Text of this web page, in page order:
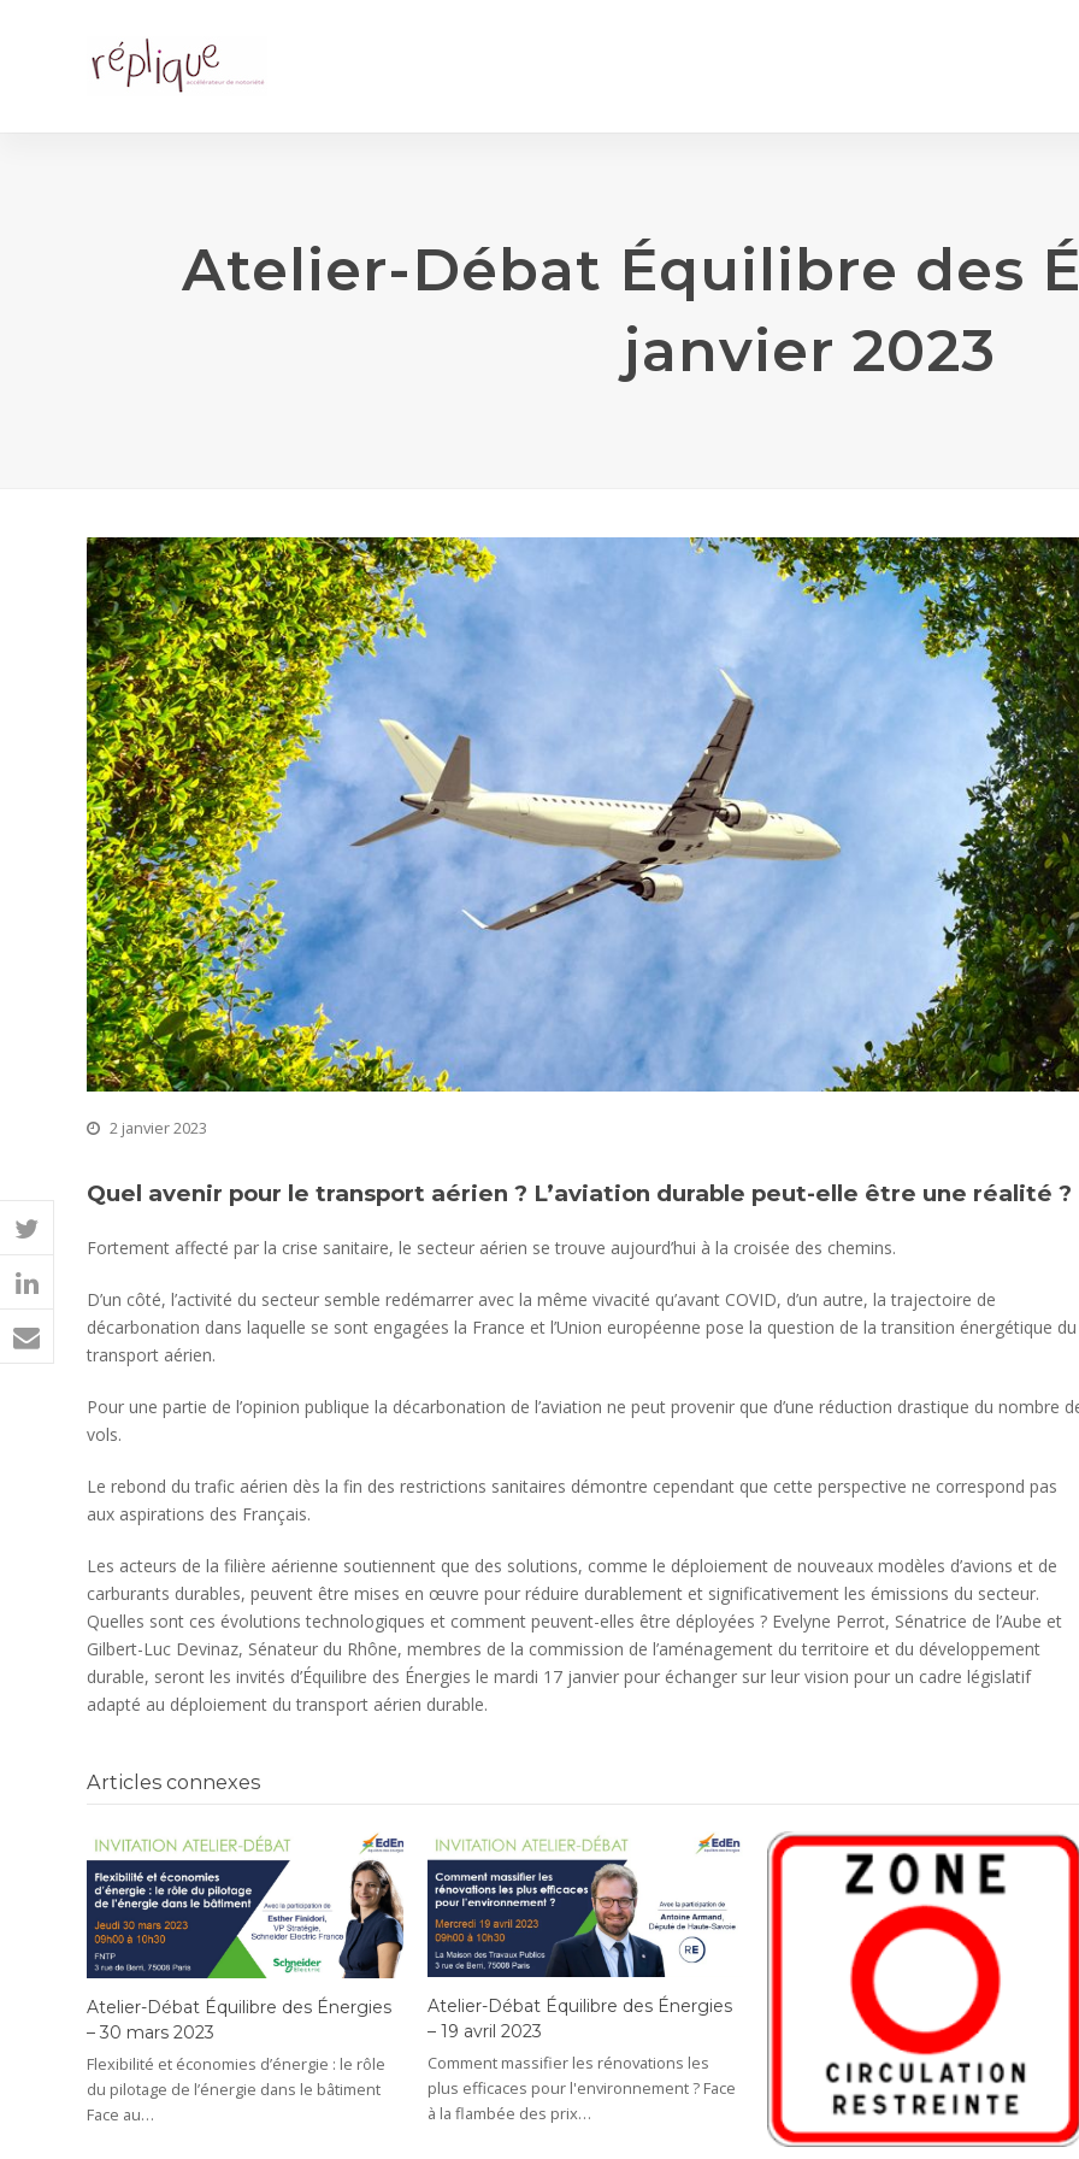
Atelier-Débat Équilibre des
janvier 2023
2 janvier 2023
Quel avenir pour le transport aérien ? L’aviation durable peut-elle être une réalité ?
Fortement affecté par la crise sanitaire, le secteur aérien se trouve aujourd’hui à la croisée des chemins.
D’un côté, l’activité du secteur semble redémarrer avec la même vivacité qu’avant COVID, d’un autre, la trajectoire de
décarbonation dans laquelle se sont engagées la France et l’Union européenne pose la question de la transition énergétique du
transport aérien.
Pour une partie de l’opinion publique la décarbonation de l’aviation ne peut provenir que d’une réduction drastique du nombre
vols.
Le rebond du trafic aérien dès la fin des restrictions sanitaires démontre cependant que cette perspective ne correspond pas
aux aspirations des Français.
Les acteurs de la filière aérienne soutiennent que des solutions, comme le déploiement de nouveaux modèles d’avions et de
carburants durables, peuvent être mises en œuvre pour réduire durablement et significativement les émissions du secteur.
Quelles sont ces évolutions technologiques et comment peuvent-elles être déployées ? Evelyne Perrot, Sénatrice de l’Aube et
Gilbert-Luc Devinaz, Sénateur du Rhône, membres de la commission de l’aménagement du territoire et du développement
durable, seront les invités d’Équilibre des Énergies le mardi 17 janvier pour échanger sur leur vision pour un cadre législatif
adapté au déploiement du transport aérien durable.
Articles connexes
Atelier-Débat Équilibre des Énergies
– 30 mars 2023
Flexibilité et économies d’énergie : le rôle
du pilotage de l’énergie dans le bâtiment
Face au…
Atelier-Débat Équilibre des Énergies
– 19 avril 2023
Comment massifier les rénovations les
plus efficaces pour l'environnement ? Face
à la flambée des prix…